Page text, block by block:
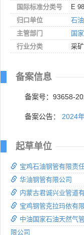
国际标准分类号
E
归口单位
石
主管部门
国
行业分类
采
备案信息
备案号：93658-
备案公告： 2024
起草单位
宝鸡石油钢管有限责
华油钢管有限公司
内蒙古君诚兴业管道
宝鸡钢管克拉玛依有
中油国家石油天然气
限公司